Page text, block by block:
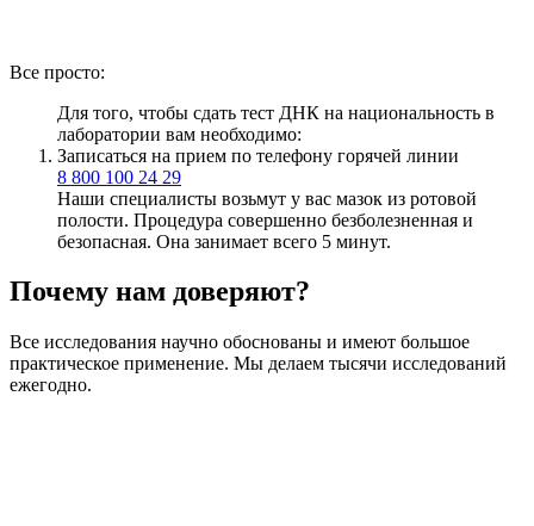
Все просто:
Для того, чтобы сдать тест ДНК на национальность в
лаборатории вам необходимо:
Записаться на прием по телефону горячей линии
8 800 100 24 29
Наши специалисты возьмут у вас мазок из ротовой
полости. Процедура совершенно безболезненная и
безопасная. Она занимает всего 5 минут.
Почему нам доверяют?
Все исследования научно обоснованы и имеют большое
практическое применение. Мы делаем тысячи исследований
ежегодно.